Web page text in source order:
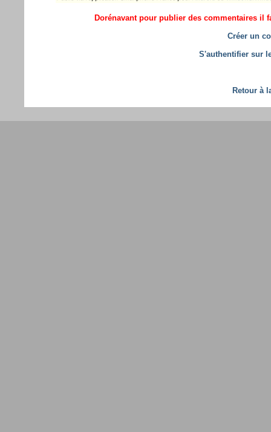
Dorénavant pour publier des commentaires il
Créer un
S'authentifier sur
Retour à